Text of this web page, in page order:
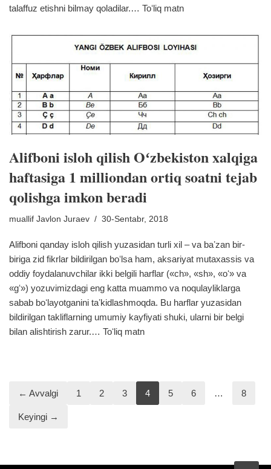
talaffuz etishni bilmay qoladilar.… Toʻliq matn
Alifboni isloh qilish Oʻzbekiston xalqiga
haftasiga 1 milliondan ortiq soatni tejab
qolishga imkon beradi
muallif Javlon Juraev 30-Sentabr, 2018
Alifboni qanday isloh qilish yuzasidan turli xil – va baʼzan bir-
biriga zid fikrlar bildirilgan boʻlsa ham, aksariyat mutaxassis va
oddiy foydalanuvchilar ikki belgili harflar («ch», «sh», «oʻ» va
«gʻ») yozuvimizdagi eng katta muammo va noqulayliklarga
sabab boʻlayotganini taʼkidlashmoqda. Bu harflar yuzasidan
bildirilgan takliflarning umumiy kayfiyati shuki, ularni bir belgi
bilan alishtirish zarur.… Toʻliq matn
← Avvalgi 1 2 3 4 5 6 … 8
Keyingi →